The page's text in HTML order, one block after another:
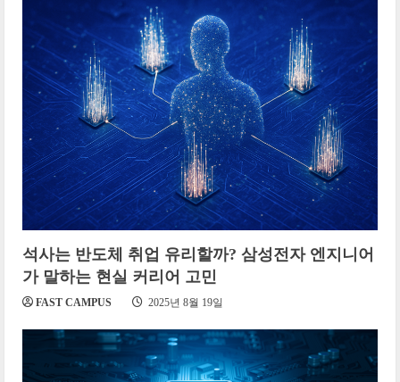
석사는 반도체 취업 유리할까? 삼성전자 엔지니어
가 말하는 현실 커리어 고민
FAST CAMPUS 2025년 8월 19일